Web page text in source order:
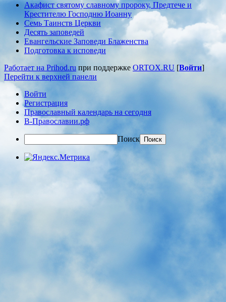
Акафист святому славному пророку, Предтече и
Крестителю Господню Иоанну
Семь Таинств Церкви
Десять заповедей
Евангельские Заповеди Блаженства
Подготовка к исповеди
Работает на Prihod.ru при поддержке ORTOX.RU [Войти]
Перейти к верхней панели
Войти
Регистрация
Православный календарь на сегодня
В-Православии.рф
Поиск